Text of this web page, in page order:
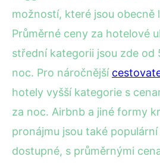
možností, které jsou obecně
Průměrné ceny za hotelové
střední kategorii jsou zde od
noc. Pro náročnější
hotely vyšší kategorie s
za noc. Airbnb a jiné formy
pronájmu jsou také
dostupné, s průměrnými